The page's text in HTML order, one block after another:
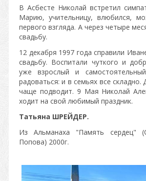
В Асбесте Николай встретил
Марию, учительницу, влюбился,
первого взгляда. А через четыре
свадьбу.
12 декабря 1997 года справили
свадьбу. Воспитали чуткого и
уже взрослый и
радоваться: и в семьях все складно.
чаще подводит. 9 Мая Николай
ходит на свой любимый праздник.
Татьяна ШРЕЙДЕР.
Из Альманаха "Память сердец"
Попова) 2000г.